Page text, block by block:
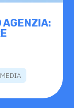
AGENZIA: